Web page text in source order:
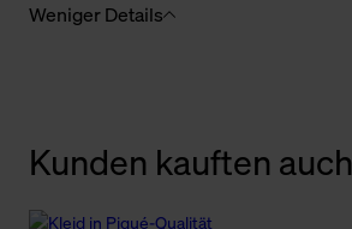
Weniger Details
Kunden kauften auch